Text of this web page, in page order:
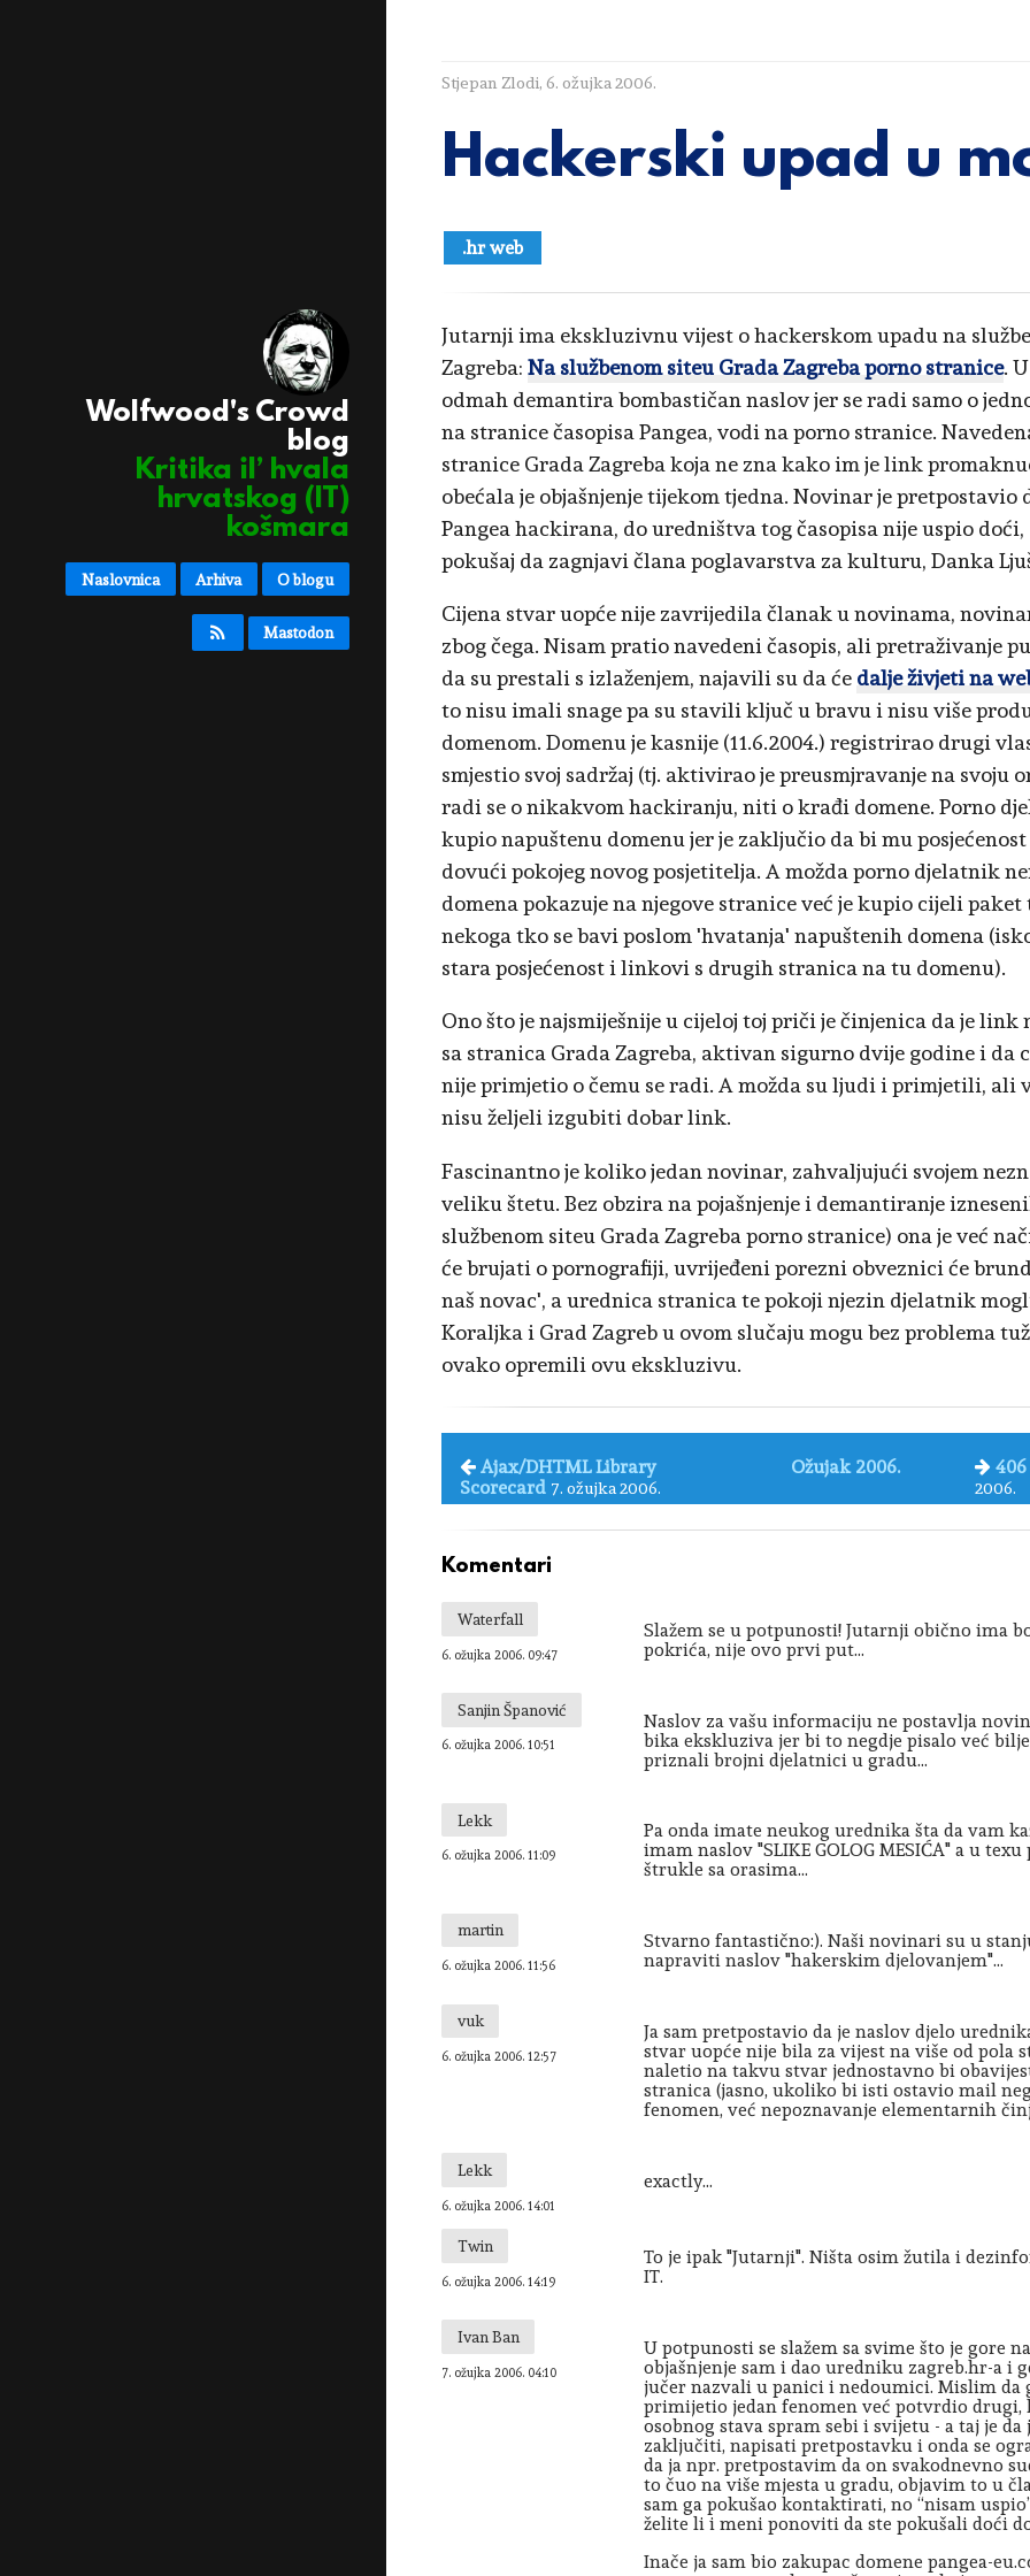
Wolfwood's Crowd
blog
Kritika il’ hvala
hrvatskog (IT)
košmara
Naslovnica Arhiva O blogu
Mastodon
Stjepan Zlodi, 6. ožujka 2006.
Hackerski upad u
.hr web
Jutarnji ima ekskluzivnu vijest o hackerskom upadu na
Zagreba: Na službenom siteu Grada Zagreba porno stranice.
odmah demantira bombastičan naslov jer se radi samo o
na stranice časopisa Pangea, vodi na porno stranice.
stranice Grada Zagreba koja ne zna kako im je link
obećala je objašnjenje tijekom tjedna. Novinar je pretpostavio
Pangea hackirana, do uredništva tog časopisa nije uspio doći,
pokušaj da zagnjavi člana poglavarstva za kulturu, Danka
Cijena stvar uopće nije zavrijedila članak u novinama,
zbog čega. Nisam pratio navedeni časopis, ali pretraživanje
da su prestali s izlaženjem, najavili su da će dalje živjeti na
to nisu imali snage pa su stavili ključ u bravu i nisu više
domenom. Domenu je kasnije (11.6.2004.) registrirao drugi
smjestio svoj sadržaj (tj. aktivirao je preusmjravanje na svoju
radi se o nikakvom hackiranju, niti o krađi domene. Porno
kupio napuštenu domenu jer je zaključio da bi mu
dovući pokojeg novog posjetitelja. A možda porno djelatnik
domena pokazuje na njegove stranice već je kupio cijeli
nekoga tko se bavi poslom 'hvatanja' napuštenih domena
stara posjećenost i linkovi s drugih stranica na tu domenu).
Ono što je najsmiješnije u cijeloj toj priči je činjenica da je
sa stranica Grada Zagreba, aktivan sigurno dvije godine i da
nije primjetio o čemu se radi. A možda su ljudi i primjetili, ali
nisu željeli izgubiti dobar link.
Fascinantno je koliko jedan novinar, zahvaljujući svojem
veliku štetu. Bez obzira na pojašnjenje i demantiranje
službenom siteu Grada Zagreba porno stranice) ona je već
će brujati o pornografiji, uvrijeđeni porezni obveznici će
naš novac', a urednica stranica te pokoji njezin djelatnik
Koraljka i Grad Zagreb u ovom slučaju mogu bez problema
ovako opremili ovu ekskluzivu.
Ajax/DHTML Library
Scorecard 7. ožujka 2006.
Ožujak 2006.
2006.
Komentari
Waterfall
6. ožujka 2006. 09:47
Slažem se u potpunosti! Jutarnji obično ima
pokrića, nije ovo prvi put...
Sanjin Španović
6. ožujka 2006. 10:51
Naslov za vašu informaciju ne postavlja
bika ekskluziva jer bi to negdje pisalo već
priznali brojni djelatnici u gradu...
Lekk
6. ožujka 2006. 11:09
Pa onda imate neukog urednika šta da vam
imam naslov "SLIKE GOLOG MESIĆA" a u
štrukle sa orasima...
martin
6. ožujka 2006. 11:56
Stvarno fantastično:). Naši novinari su u
napraviti naslov "hakerskim djelovanjem"...
vuk
6. ožujka 2006. 12:57
Ja sam pretpostavio da je naslov djelo
stvar uopće nije bila za vijest na više od pola
naletio na takvu stvar jednostavno bi
stranica (jasno, ukoliko bi isti ostavio mail
fenomen, već nepoznavanje elementarnih
Lekk
6. ožujka 2006. 14:01
exactly...
Twin
6. ožujka 2006. 14:19
To je ipak "Jutarnji". Ništa osim žutila i
IT.
Ivan Ban
7. ožujka 2006. 04:10
U potpunosti se slažem sa svime što je gore
objašnjenje sam i dao uredniku zagreb.hr-a i
jučer nazvali u panici i nedoumici. Mislim da
primijetio jedan fenomen već potvrdio
osobnog stava spram sebi i svijetu - a taj je da
zaključiti, napisati pretpostavku i onda se
da ja npr. pretpostavim da on svakodnevno
to čuo na više mjesta u gradu, objavim to u
sam ga pokušao kontaktirati, no “nisam
želite li i meni ponoviti da ste pokušali doći
Inače ja sam bio zakupac domene pangea-